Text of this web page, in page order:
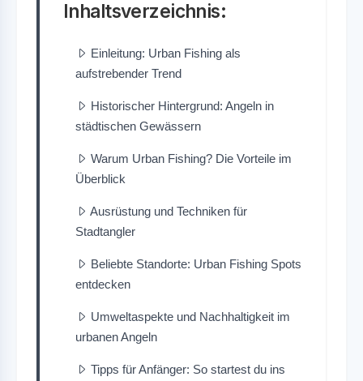
Inhaltsverzeichnis:
Einleitung: Urban Fishing als
aufstrebender Trend
Historischer Hintergrund: Angeln in
städtischen Gewässern
Warum Urban Fishing? Die Vorteile im
Überblick
Ausrüstung und Techniken für
Stadtangler
Beliebte Standorte: Urban Fishing Spots
entdecken
Umweltaspekte und Nachhaltigkeit im
urbanen Angeln
Tipps für Anfänger: So startest du ins